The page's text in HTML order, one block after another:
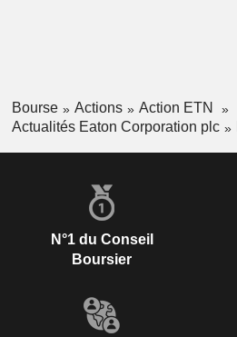
Bourse Actions
Action ETN
Actualités Eaton Corporation plc
N°1 du Conseil
Boursier